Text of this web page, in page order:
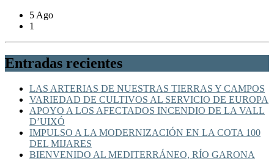
5 Ago
1
Entradas recientes
LAS ARTERIAS DE NUESTRAS TIERRAS Y CAMPOS
VARIEDAD DE CULTIVOS AL SERVICIO DE EUROPA
APOYO A LOS AFECTADOS INCENDIO DE LA VALL
D’UIXÓ
IMPULSO A LA MODERNIZACIÓN EN LA COTA 100
DEL MIJARES
BIENVENIDO AL MEDITERRÁNEO, RÍO GARONA